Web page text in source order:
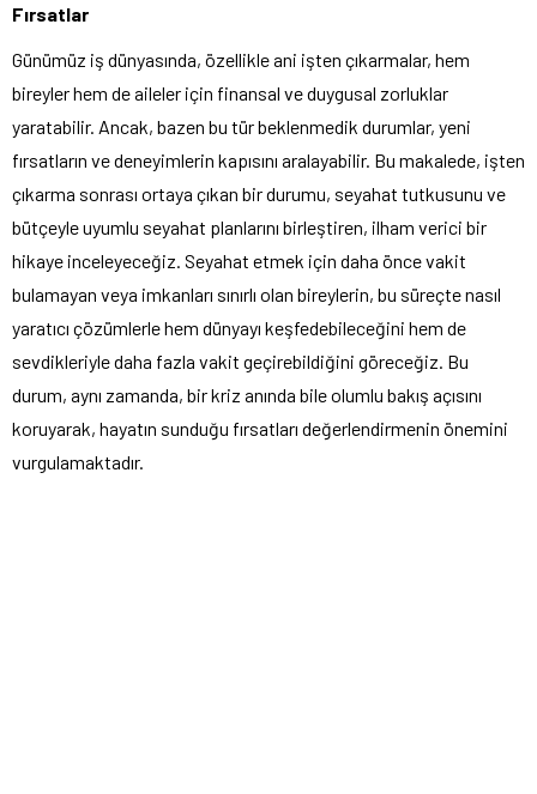
Fırsatlar
Günümüz iş dünyasında, özellikle ani işten çıkarmalar, hem
bireyler hem de aileler için finansal ve duygusal zorluklar
yaratabilir. Ancak, bazen bu tür beklenmedik durumlar, yeni
fırsatların ve deneyimlerin kapısını aralayabilir. Bu makalede, işten
çıkarma sonrası ortaya çıkan bir durumu, seyahat tutkusunu ve
bütçeyle uyumlu seyahat planlarını birleştiren, ilham verici bir
hikaye inceleyeceğiz. Seyahat etmek için daha önce vakit
bulamayan veya imkanları sınırlı olan bireylerin, bu süreçte nasıl
yaratıcı çözümlerle hem dünyayı keşfedebileceğini hem de
sevdikleriyle daha fazla vakit geçirebildiğini göreceğiz. Bu
durum, aynı zamanda, bir kriz anında bile olumlu bakış açısını
koruyarak, hayatın sunduğu fırsatları değerlendirmenin önemini
vurgulamaktadır.